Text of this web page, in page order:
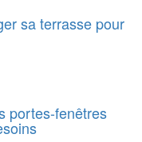
sa terrasse pour
portes-fenêtres